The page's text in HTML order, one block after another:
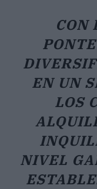
CON
EN UN
LOS
NIVEL